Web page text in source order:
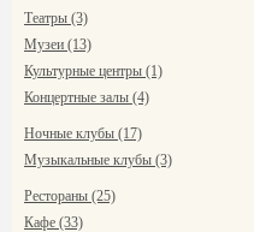
Театры (3)
Музеи (13)
Культурные центры (1)
Концертные залы (4)
Ночные клубы (17)
Музыкальные клубы (3)
Рестораны (25)
Кафе (33)